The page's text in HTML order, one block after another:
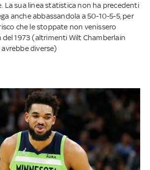
La sua linea statistica non ha precedenti
anche abbassandola a 50-10-5-5, per
che le stoppate non venissero
1973 (altrimenti Wilt Chamberlain
diverse)